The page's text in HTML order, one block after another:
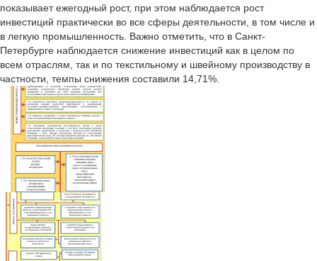
показывает ежегодный рост, при этом наблюдается рост
инвестиций практически во все сферы деятельности, в том числе и
в легкую промышленность. Важно отметить, что в Санкт-
Петербурге наблюдается снижение инвестиций как в целом по
всем отраслям, так и по текстильному и швейному производству в
частности, темпы снижения составили 14,71%.